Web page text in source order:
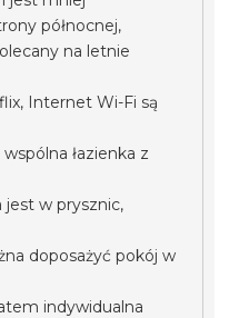
północnej,
na letnie
Internet Wi-Fi są
łazienka z
jest w prysznic,
doposażyć pokój w
indywidualna